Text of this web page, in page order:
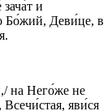
и
Бо́жий, Деви́це, в
на Него́же не
яви́ся